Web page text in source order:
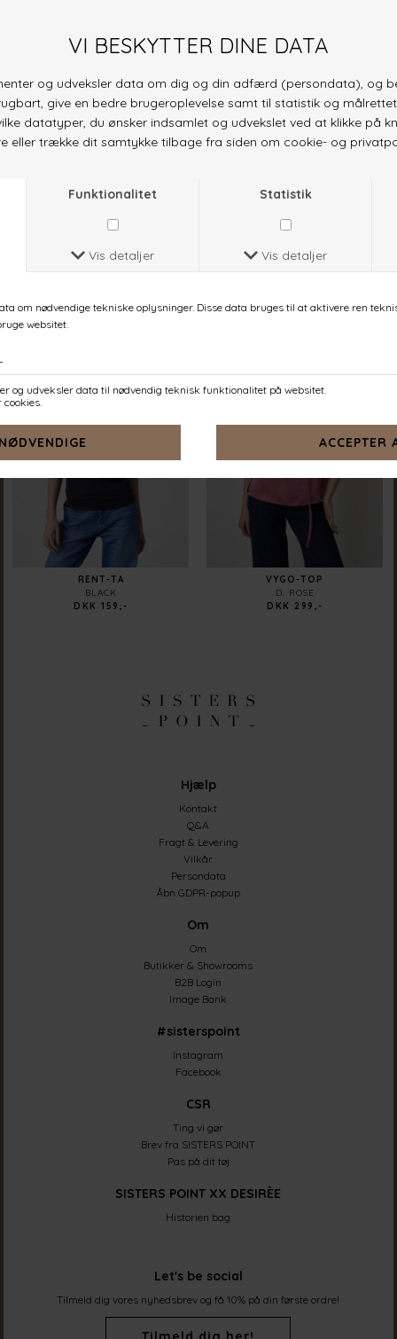
RENT-TA
D. CHOCOLATE
RENT-TA
WHITE
RENT-TA
BLACK
DKK 159,-
VYGO-TOP
D. ROSE
DKK 299,-
Hjælp
Kontakt
Q&A
Fragt & Levering
Vilkår
Persondata
Åbn GDPR-popup
Om
Om
Butikker & Showrooms
B2B Login
Image Bank
#sisterspoint
Instagram
Facebook
CSR
Ting vi gør
Brev fra SISTERS POINT
Pas på dit tøj
SISTERS POINT XX DESIRÈE
Historien bag
Let's be social
Tilmeld dig vores nyhedsbrev og få 10% på din første ordre!